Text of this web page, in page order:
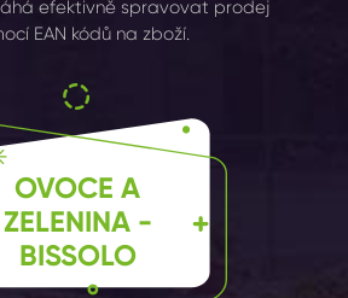
efektivně spravovat prodej
EAN kódů na zboží.
OVOCE A
ZELENINA -
BISSOLO